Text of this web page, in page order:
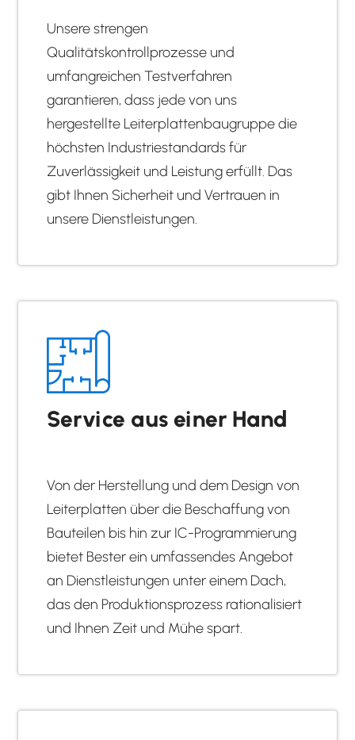
Unsere strengen
Qualitätskontrollprozesse und
umfangreichen Testverfahren
garantieren, dass jede von uns
hergestellte Leiterplattenbaugruppe die
höchsten Industriestandards für
Zuverlässigkeit und Leistung erfüllt. Das
gibt Ihnen Sicherheit und Vertrauen in
unsere Dienstleistungen.
Service aus einer Hand
Von der Herstellung und dem Design von
Leiterplatten über die Beschaffung von
Bauteilen bis hin zur IC-Programmierung
bietet Bester ein umfassendes Angebot
an Dienstleistungen unter einem Dach,
das den Produktionsprozess rationalisiert
und Ihnen Zeit und Mühe spart.